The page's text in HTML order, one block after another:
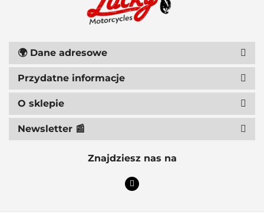
ACCEL
🌍 Dane adresowe
Przydatne informacje
O sklepie
Newsletter 📰
Znajdziesz nas na